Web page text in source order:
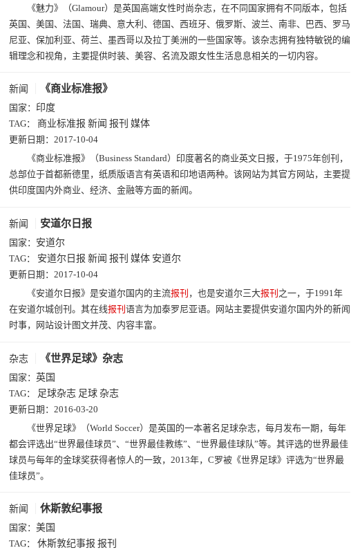
《魅力》（Glamour）是英国高端女性时尚杂志，在不同国家拥有不同版本，包括
英国、美国、法国、瑞典、意大利、德国、西班牙、俄罗斯、波兰、南非、巴西、罗马
尼亚、保加利亚、荷兰、墨西哥以及拉丁美洲的一些国家等。该杂志拥有独特敏锐的编
辑理念和视角，主要提供时装、美容、名流及跟女性生活息息相关的一切内容。
新闻 《商业标准报》
国家： 印度
TAG： 商业标准报 新闻 报刊 媒体
更新日期： 2017-10-04
《商业标准报》（Business Standard）印度著名的商业英文日报，于1975年创刊，
总部位于首都新德里，纸质版语言有英语和印地语两种。该网站为其官方网站，主要提
供印度国内外商业、经济、金融等方面的新闻。
新闻 安道尔日报
国家： 安道尔
TAG： 安道尔日报 新闻 报刊 媒体 安道尔
更新日期： 2017-10-04
《安道尔日报》是安道尔国内的主流报刊 ，也是安道尔三大报刊 之一，于1991年
在安道尔城创刊。其在线报刊 语言为加泰罗尼亚语。网站主要提供安道尔国内外的新闻
时事，网站设计图文并茂、内容丰富。
杂志 《世界足球》杂志
国家： 英国
TAG：
足球杂志 足球 杂志
更新日期： 2016-03-20
《世界足球》（World Soccer）是英国的一本著名足球杂志，每月发布一期，每年
都会评选出“世界最佳球员”、“世界最佳教练”、“世界最佳球队”等。其评选的世界最佳
球员与每年的金球奖获得者惊人的一致，2013年，C罗被《世界足球》评选为“世界最
佳球员”。
新闻 休斯敦纪事报
国家： 美国
TAG： 休斯敦纪事报 报刊